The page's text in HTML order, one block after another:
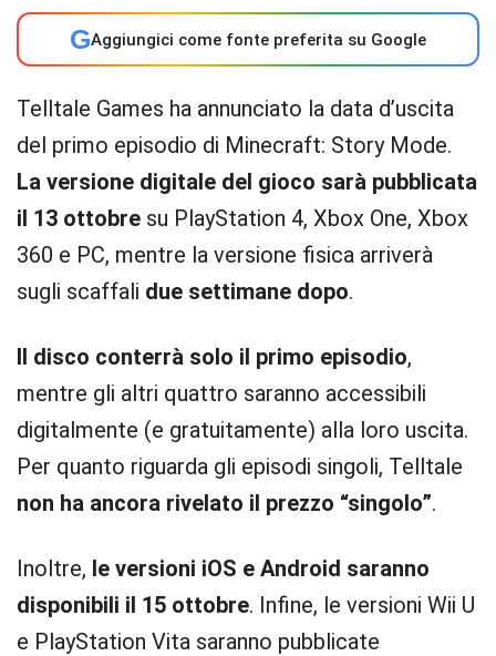
GAggiungici come fonte preferita su Google
Telltale Games ha annunciato la data d’uscita
del primo episodio di Minecraft: Story Mode.
La versione digitale del gioco sarà pubblicata
il 13 ottobre su PlayStation 4, Xbox One, Xbox
360 e PC, mentre la versione fisica arriverà
sugli scaffali due settimane dopo.
Il disco conterrà solo il primo episodio,
mentre gli altri quattro saranno accessibili
digitalmente (e gratuitamente) alla loro uscita.
Per quanto riguarda gli episodi singoli, Telltale
non ha ancora rivelato il prezzo “singolo”.
Inoltre, le versioni iOS e Android saranno
disponibili il 15 ottobre. Infine, le versioni Wii U
e PlayStation Vita saranno pubblicate